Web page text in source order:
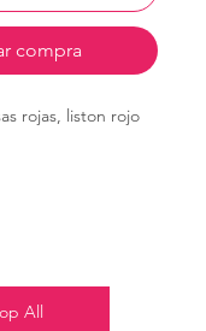
compra
rojas, liston rojo
All